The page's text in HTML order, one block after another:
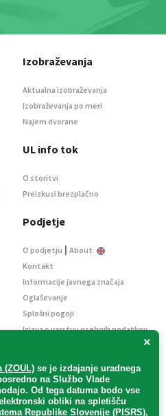
×
(ZOUL) se je izdajanje uradnega
na Službo Vlade
. Od tega datuma bodo vse
obliki na spletišču
Republike Slovenije (PISRS),
Izobraževanja
Aktualna izobraževanja
Izobraževanja po meri
Najem dvorane
UL info tok
O storitvi
Preizkusi brezplačno
Podjetje
O podjetju | About
Kontakt
Informacije javnega značaja
Oglaševanje
Splošni pogoji
Izjava o varstvu osebnih podatkov